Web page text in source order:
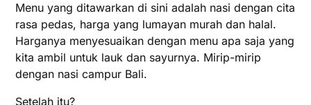
Menu yang ditawarkan di sini adalah nasi dengan cita
rasa pedas, harga yang lumayan murah dan halal.
Harganya menyesuaikan dengan menu apa saja yang
kita ambil untuk lauk dan sayurnya. Mirip-mirip
dengan nasi campur Bali.
Setelah itu?